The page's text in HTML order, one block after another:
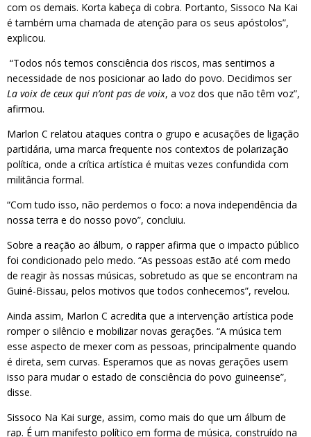
com os demais. Korta kabeça di cobra. Portanto, Sissoco Na Kai
é também uma chamada de atenção para os seus apóstolos”,
explicou.
“Todos nós temos consciência dos riscos, mas sentimos a
necessidade de nos posicionar ao lado do povo. Decidimos ser
La voix de ceux qui n’ont pas de voix, a voz dos que não têm voz”,
afirmou.
Marlon C relatou ataques contra o grupo e acusações de ligação
partidária, uma marca frequente nos contextos de polarização
política, onde a crítica artística é muitas vezes confundida com
militância formal.
“Com tudo isso, não perdemos o foco: a nova independência da
nossa terra e do nosso povo”, concluiu.
Sobre a reação ao álbum, o rapper afirma que o impacto público
foi condicionado pelo medo. “As pessoas estão até com medo
de reagir às nossas músicas, sobretudo as que se encontram na
Guiné-Bissau, pelos motivos que todos conhecemos”, revelou.
Ainda assim, Marlon C acredita que a intervenção artística pode
romper o silêncio e mobilizar novas gerações. “A música tem
esse aspecto de mexer com as pessoas, principalmente quando
é direta, sem curvas. Esperamos que as novas gerações usem
isso para mudar o estado de consciência do povo guineense”,
disse.
Sissoco Na Kai surge, assim, como mais do que um álbum de
rap. É um manifesto político em forma de música, construído na